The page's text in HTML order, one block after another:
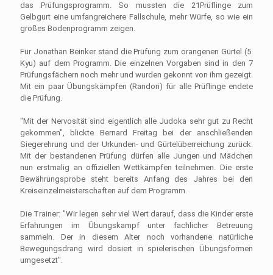
das Prüfungsprogramm. So mussten die 21Prüflinge zum
Gelbgurt eine umfangreichere Fallschule, mehr Würfe, so wie ein
großes Bodenprogramm zeigen.
Für Jonathan Beinker stand die Prüfung zum orangenen Gürtel (5.
Kyu) auf dem Programm. Die einzelnen Vorgaben sind in den 7
Prüfungsfächern noch mehr und wurden gekonnt von ihm gezeigt.
Mit ein paar Übungskämpfen (Randori) für alle Prüflinge endete
die Prüfung.
"Mit der Nervosität sind eigentlich alle Judoka sehr gut zu Recht
gekommen", blickte Bernard Freitag bei der anschließenden
Siegerehrung und der Urkunden- und Gürtelüberreichung zurück.
Mit der bestandenen Prüfung dürfen alle Jungen und Mädchen
nun erstmalig an offiziellen Wettkämpfen teilnehmen. Die erste
Bewährungsprobe steht bereits Anfang des Jahres bei den
Kreiseinzelmeisterschaften auf dem Programm.
Die Trainer: "Wir legen sehr viel Wert darauf, dass die Kinder erste
Erfahrungen im Übungskampf unter fachlicher Betreuung
sammeln. Der in diesem Alter noch vorhandene natürliche
Bewegungsdrang wird dosiert in spielerischen Übungsformen
umgesetzt".